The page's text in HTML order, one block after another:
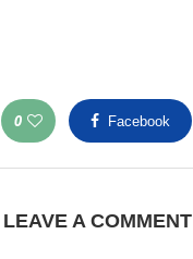
0 Facebook
LEAVE A COMMENT